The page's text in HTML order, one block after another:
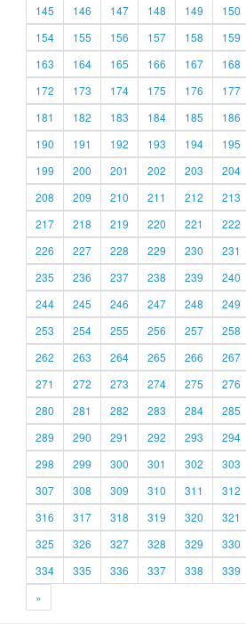
145
146 147 148 149 150
154
155 156 157 158 159
163
164 165 166 167 168
172
173 174 175 176 177
181
182 183 184 185 186
190
191 192 193 194 195
199
200 201 202 203 204
208
209 210 211 212 213
217
218 219 220 221 222
226
227 228 229 230 231
235
236 237 238 239 240
244
245 246 247 248 249
253
254 255 256 257 258
262
263 264 265 266 267
271
272 273 274 275 276
280
281 282 283 284 285
289
290 291 292 293 294
298
299 300 301 302 303
307
308 309 310 311 312
316
317 318 319 320 321
325
326 327 328 329 330
334
335 336 337 338 339
»